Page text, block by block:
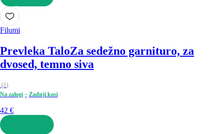
V KOŠARICO
Filumi
Prevleka TaloZa sedežno garnituro, za
dvosed, temno siva
(1)
Na zalogi
Zadnji kosi
42 €